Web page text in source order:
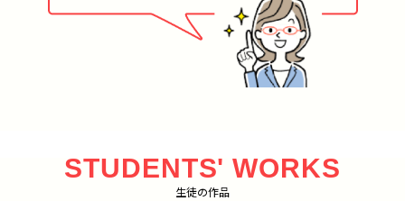
STUDENTS' WORKS
生徒の作品